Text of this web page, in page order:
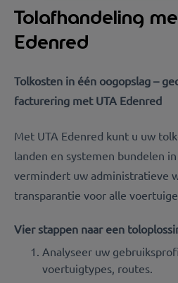
Tolafhandeling
Edenred
Tolkosten in één oogopslag –
facturering met UTA Edenred
Met UTA Edenred kunt u uw
landen en systemen bundelen
vermindert uw administratieve
transparantie voor alle
Vier stappen naar een
Analyseer uw
voertuigtypes, routes.